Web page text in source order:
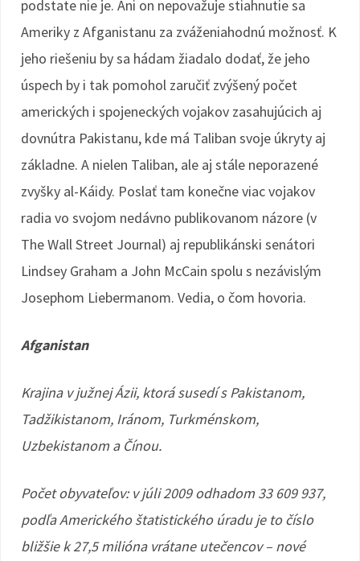
podstate nie je. Ani on nepovažuje stiahnutie sa
Ameriky z Afganistanu za zváženiahodnú možnosť. K
jeho riešeniu by sa hádam žiadalo dodať, že jeho
úspech by i tak pomohol zaručiť zvýšený počet
amerických i spojeneckých vojakov zasahujúcich aj
dovnútra Pakistanu, kde má Taliban svoje úkryty aj
základne. A nielen Taliban, ale aj stále neporazené
zvyšky al-Káidy. Poslať tam konečne viac vojakov
radia vo svojom nedávno publikovanom názore (v
The Wall Street Journal) aj republikánski senátori
Lindsey Graham a John McCain spolu s nezávislým
Josephom Liebermanom. Vedia, o čom hovoria.
Afganistan
Krajina v južnej Ázii, ktorá susedí s Pakistanom,
Tadžikistanom, Iránom, Turkménskom,
Uzbekistanom a Čínou.
Počet obyvateľov: v júli 2009 odhadom 33 609 937,
podľa Amerického štatistického úradu je to číslo
bližšie k 27,5 milióna vrátane utečencov – nové